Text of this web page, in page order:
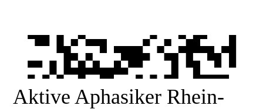
Aktive Aphasiker Rhein-